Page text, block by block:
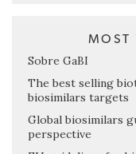
MOST
Sobre GaBI
The best selling
biosimilars targets
Global biosimilars
perspective